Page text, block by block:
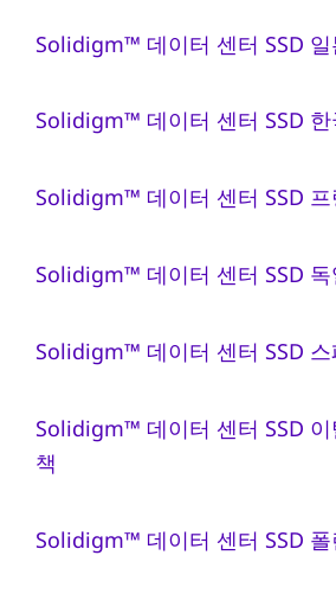
Solidigm™ 데이터 센터 SSD 일
Solidigm™ 데이터 센터 SSD 한
Solidigm™ 데이터 센터 SSD
Solidigm™ 데이터 센터 SSD 독
Solidigm™ 데이터 센터 SSD
Solidigm™ 데이터 센터 SSD
책
Solidigm™ 데이터 센터 SSD